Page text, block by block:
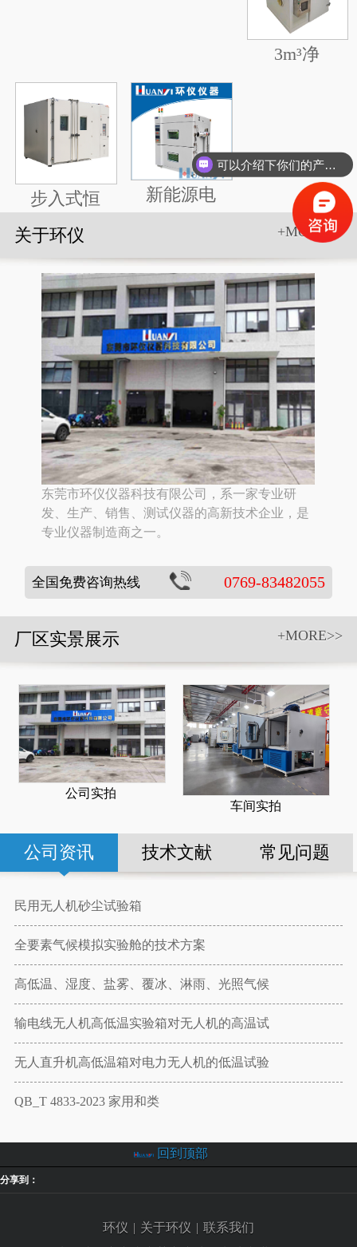
3m³净
步入式恒 新能源电
+MORE>>
关于环仪
东莞市环仪仪器科技有限公司，系一家专业研
发、生产、销售、测试仪器的高新技术企业，是
专业仪器制造商之一。
全国免费咨询热线 0769-83482055
+MORE>>
厂区实景展示
公司实拍
车间实拍
公司资讯 技术文献 常见问题
民用无人机砂尘试验箱
全要素气候模拟实验舱的技术方案
高低温、湿度、盐雾、覆冰、淋雨、光照气候
输电线无人机高低温实验箱对无人机的高温试
无人直升机高低温箱对电力无人机的低温试验
QB_T 4833-2023 家用和类
回到顶部
分享到：
环仪 | 关于环仪 | 联系我们
可以介绍下你们的产品么